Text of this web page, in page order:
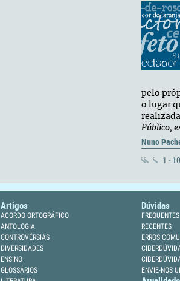
pelo
o lugar
Público,
Nuno
1 -
Artigos
ACORDO ORTOGRÁFICO
ANTOLOGIA
CONTROVÉRSIAS
DIVERSIDADES
ENSINO
GLOSSÁRIOS
Dúvidas
FREQUENTES
RECENTES
ERROS
ENVIE-NOS